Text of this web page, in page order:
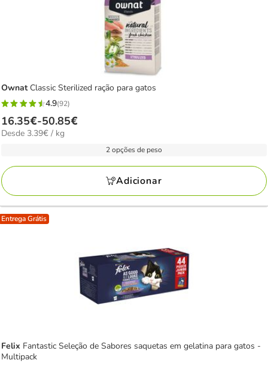
Ownat Classic Sterilized ração para gatos
4.9
estrelas
com
avaliações
4.9(92)
Preço
de
50.85€
16.35€-50.85€
3.39€
Desde 3.39€ / kg
2 opções de peso
Adicionar
Entrega Grátis
Felix Fantastic Seleção de Sabores saquetas em gelatina para gatos -
Multipack